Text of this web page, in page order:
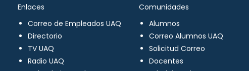
Enlaces
Correo de Empleados UAQ
Directorio
TV UAQ
Radio UAQ
Comunidades
Alumnos
Correo Alumnos UAQ
Solicitud Correo
Docentes